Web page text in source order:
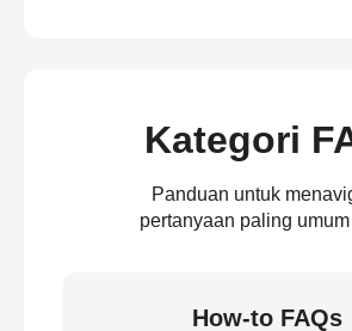
Kategori
Panduan untuk
pertanyaan paling
How-to FAQs